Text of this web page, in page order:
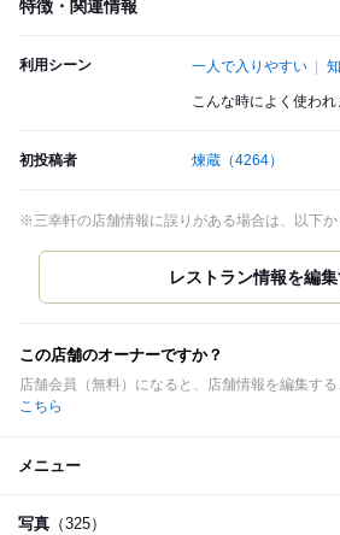
特徴・関連情報
利用シーン 一人で入りやすい
こんな時によく使われ
初投稿者 煉蔵 （4264）
※三幸軒の店舗情報に誤りがある場合は、以下か
この店舗のオーナーですか？
店舗会員（無料）になると、店舗情報を編集する
こちら
メニュー
写真 （325）